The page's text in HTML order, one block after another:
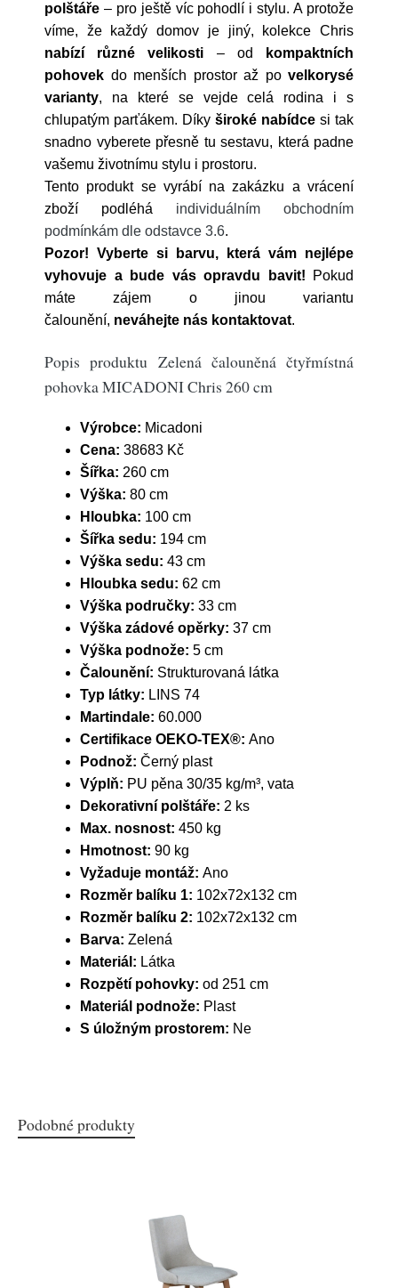
polštáře – pro ještě víc pohodlí i stylu. A protože
víme, že každý domov je jiný, kolekce Chris
nabízí různé velikosti
– od
kompaktních
pohovek do menších prostor až po velkorysé
varianty, na které se vejde celá rodina i s
chlupatým parťákem. Díky široké nabídce si tak
snadno vyberete přesně tu sestavu, která padne
vašemu životnímu stylu i prostoru.
Tento produkt se vyrábí na zakázku a vrácení
zboží podléhá individuálním obchodním
podmínkám dle odstavce 3.6.
Pozor! Vyberte si barvu, která vám nejlépe
vyhovuje a bude vás opravdu bavit! Pokud
máte zájem o jinou variantu
čalounění, neváhejte nás kontaktovat.
Popis produktu Zelená čalouněná čtyřmístná
pohovka MICADONI Chris 260 cm
Výrobce: Micadoni
Cena: 38683 Kč
Šířka: 260 cm
Výška: 80 cm
Hloubka: 100 cm
Šířka sedu: 194 cm
Výška sedu: 43 cm
Hloubka sedu: 62 cm
Výška područky: 33 cm
Výška zádové opěrky: 37 cm
Výška podnože: 5 cm
Čalounění: Strukturovaná látka
Typ látky: LINS 74
Martindale: 60.000
Certifikace OEKO-TEX®: Ano
Podnož: Černý plast
Výplň: PU pěna 30/35 kg/m³, vata
Dekorativní polštáře: 2 ks
Max. nosnost: 450 kg
Hmotnost: 90 kg
Vyžaduje montáž: Ano
Rozměr balíku 1: 102x72x132 cm
Rozměr balíku 2: 102x72x132 cm
Barva: Zelená
Materiál: Látka
Rozpětí pohovky: od 251 cm
Materiál podnože: Plast
S úložným prostorem: Ne
Podobné produkty